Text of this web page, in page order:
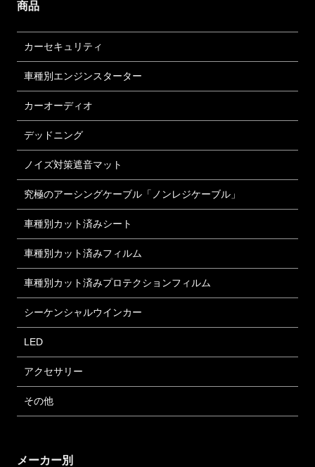
商品
カーセキュリティ
車種別エンジンスターター
カーオーディオ
デッドニング
ノイズ対策遮音マット
究極のアーシングケーブル「ノンレジケーブル」
車種別カット済みシート
車種別カット済みフィルム
車種別カット済みプロテクションフィルム
シーケンシャルウインカー
LED
アクセサリー
その他
メーカー別